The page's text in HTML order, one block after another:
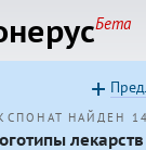
Бета
НАЙДЕН
лекарств